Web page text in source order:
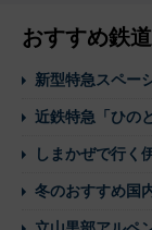
おすすめ鉄
新型特急スペー
近鉄特急「ひの
しまかぜで行く
冬のおすすめ国